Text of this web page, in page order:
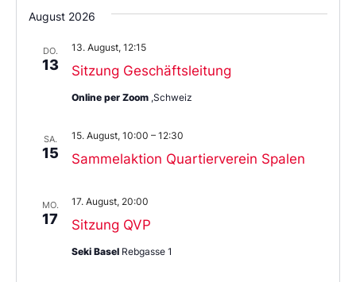
Sie
das
aus.
August 2026
DO.
13 Sitzung Geschäftsleitung
13. August, 12:15
Online per Zoom ,Schweiz
SA.
15 Sammelaktion Quartierverein Spalen
15. August, 10:00 – 12:30
MO.
17 Sitzung QVP
17. August, 20:00
Seki Basel Rebgasse 1